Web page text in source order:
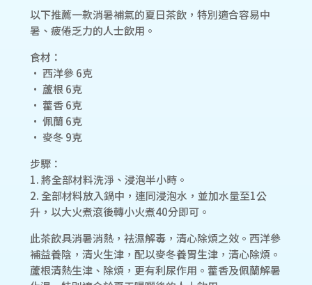
以下推薦一款消暑補氣的夏日茶飲，特別適合容易中
暑、疲倦乏力的人士飲用。
食材：
• 西洋參 6克
• 蘆根 6克
• 藿香 6克
• 佩蘭 6克
• 麥冬 9克
步驟：
1. 將全部材料洗淨、浸泡半小時。
2. 全部材料放入鍋中，連同浸泡水，並加水量至1公
升，以大火煮滾後轉小火煮40分即可。
此茶飲具消暑消熱，祛濕解毒，清心除煩之效。西洋參
補益養陰，清火生津，配以麥冬養胃生津，清心除煩。
蘆根清熱生津、除煩，更有利尿作用。藿香及佩蘭解暑